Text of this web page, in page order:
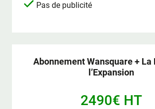
Pas de publicité
Abonnement Wansquare + La
l’Expansion
2490€ HT